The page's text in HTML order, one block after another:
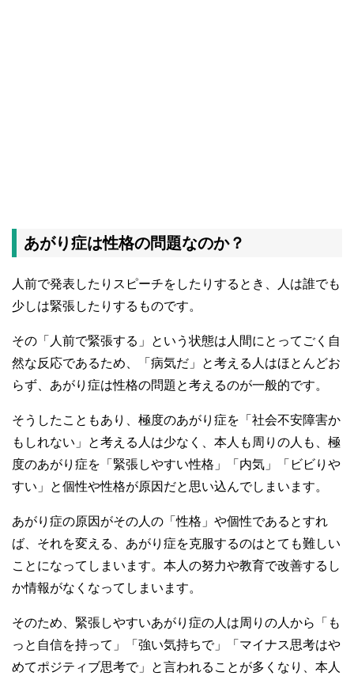
あがり症は性格の問題なのか？
人前で発表したりスピーチをしたりするとき、人は誰でも
少しは緊張したりするものです。
その「人前で緊張する」という状態は人間にとってごく自
然な反応であるため、「病気だ」と考える人はほとんどお
らず、あがり症は性格の問題と考えるのが一般的です。
そうしたこともあり、極度のあがり症を「社会不安障害か
もしれない」と考える人は少なく、本人も周りの人も、極
度のあがり症を「緊張しやすい性格」「内気」「ビビりや
すい」と個性や性格が原因だと思い込んでしまいます。
あがり症の原因がその人の「性格」や個性であるとすれ
ば、それを変える、あがり症を克服するのはとても難しい
ことになってしまいます。本人の努力や教育で改善するし
か情報がなくなってしまいます。
そのため、緊張しやすいあがり症の人は周りの人から「も
っと自信を持って」「強い気持ちで」「マイナス思考はや
めてポジティブ思考で」と言われることが多くなり、本人